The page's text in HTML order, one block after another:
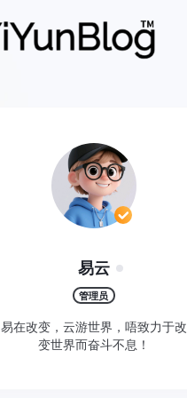
易云
管理员
易在改变，云游世界，唔致力于改
变世界而奋斗不息！